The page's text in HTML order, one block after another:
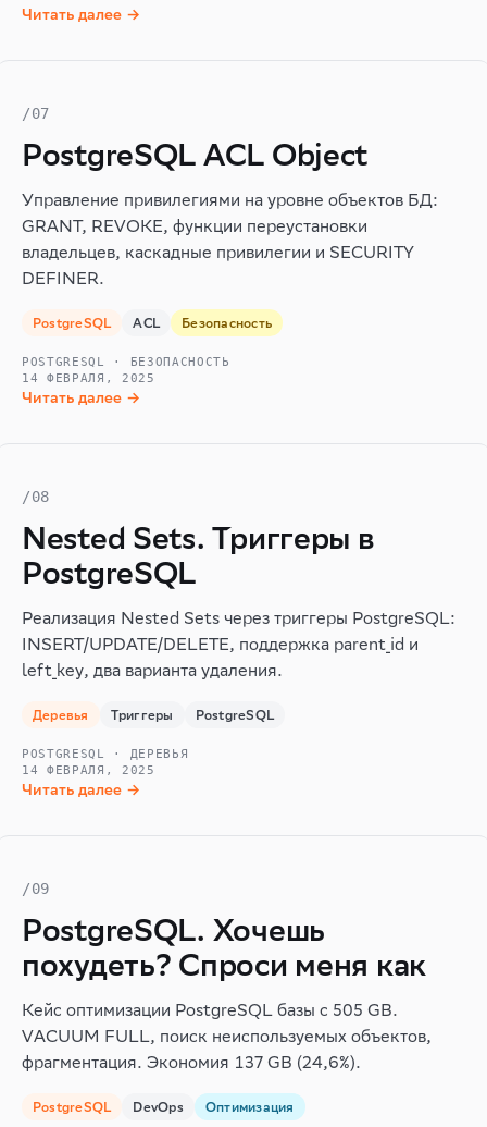
Читать далее →
/07
PostgreSQL ACL Object
Управление привилегиями на уровне объектов БД:
GRANT, REVOKE, функции переустановки
владельцев, каскадные привилегии и SECURITY
DEFINER.
PostgreSQL ACL Безопасность
POSTGRESQL · БЕЗОПАСНОСТЬ
14 ФЕВРАЛЯ, 2025
Читать далее →
/08
Nested Sets. Триггеры в
PostgreSQL
Реализация Nested Sets через триггеры PostgreSQL:
INSERT/UPDATE/DELETE, поддержка parent_id и
left_key, два варианта удаления.
Деревья Триггеры PostgreSQL
POSTGRESQL · ДЕРЕВЬЯ
14 ФЕВРАЛЯ, 2025
Читать далее →
/09
PostgreSQL. Хочешь
похудеть? Спроси меня как
Кейс оптимизации PostgreSQL базы с 505 GB.
VACUUM FULL, поиск неиспользуемых объектов,
фрагментация. Экономия 137 GB (24,6%).
PostgreSQL DevOps Оптимизация